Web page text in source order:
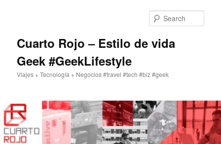
Cuarto Rojo – Estilo de vida
Geek #GeekLifestyle
Viajes + Tecnología + Negocios #travel #tech #biz #geek